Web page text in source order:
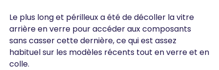
Le plus long et périlleux a été de décoller la vitre
arrière en verre pour accéder aux composants
sans casser cette dernière, ce qui est assez
habituel sur les modèles récents tout en verre et en
colle.